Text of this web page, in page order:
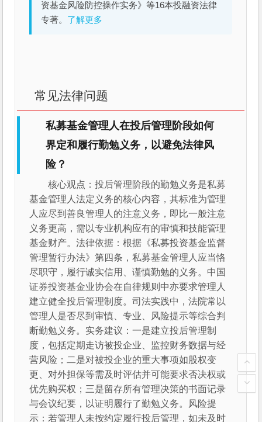
资基金风险防控操作实务》等16本投融资法律
专著。 了解更多
常见法律问题
私募基金管理人在投后管理阶段如何
界定和履行勤勉义务，以避免法律风
险？
核心观点：投后管理阶段的勤勉义务是私募
基金管理人法定义务的核心内容，其标准为管理
人应尽到善良管理人的注意义务，即比一般注意
义务更高，需以专业机构应有的审慎和技能管理
基金财产。法律依据：根据《私募投资基金监督
管理暂行办法》第四条，私募基金管理人应当恪
尽职守，履行诚实信用、谨慎勤勉的义务。中国
证券投资基金业协会在自律规则中亦要求管理人
建立健全投后管理制度。司法实践中，法院常以
管理人是否尽到审慎、专业、风险提示等综合判
断勤勉义务。实务建议：一是建立投后管理制
度，包括定期走访被投企业、监控财务数据与经
营风险；二是对被投企业的重大事项如股权变
更、对外担保等需及时评估并可能要求否决权或
优先购买权；三是留存所有管理决策的书面记录
与会议纪要，以证明履行了勤勉义务。风险提
示：若管理人未按约定履行投后管理，如未及时